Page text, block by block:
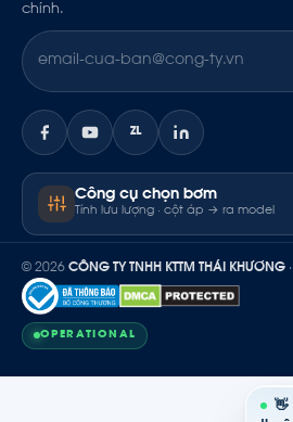
chính.
ZL
Công cụ chọn bơm
Tính lưu lượng · cột áp → ra model
© 2026 CÔNG TY TNHH KTTM THÁI KHƯƠNG
OPERATIONAL